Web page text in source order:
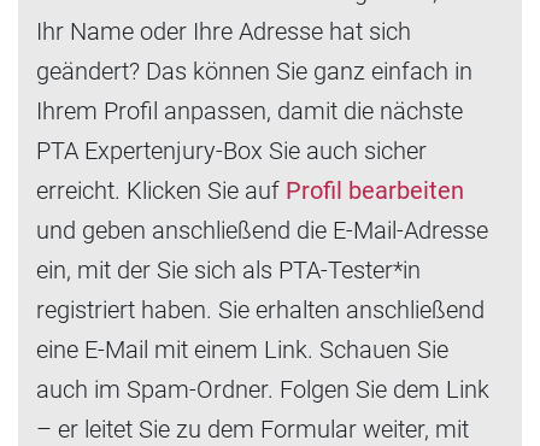
Ihr Name oder Ihre Adresse hat sich
geändert? Das können Sie ganz einfach in
Ihrem Profil anpassen, damit die nächste
PTA Expertenjury-Box Sie auch sicher
erreicht. Klicken Sie auf Profil bearbeiten
und geben anschließend die E-Mail-Adresse
ein, mit der Sie sich als PTA-Tester*in
registriert haben. Sie erhalten anschließend
eine E-Mail mit einem Link. Schauen Sie
auch im Spam-Ordner. Folgen Sie dem Link
– er leitet Sie zu dem Formular weiter, mit